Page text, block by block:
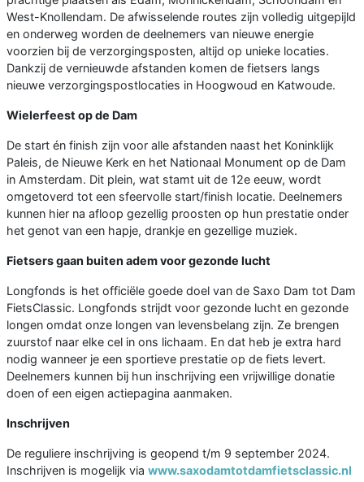
West-Knollendam. De afwisselende routes zijn volledig uitgepijld
en onderweg worden de deelnemers van nieuwe energie
voorzien bij de verzorgingsposten, altijd op unieke locaties.
Dankzij de vernieuwde afstanden komen de fietsers langs
nieuwe verzorgingspostlocaties in Hoogwoud en Katwoude.
Wielerfeest op de Dam
De start én finish zijn voor alle afstanden naast het Koninklijk
Paleis, de Nieuwe Kerk en het Nationaal Monument op de Dam
in Amsterdam. Dit plein, wat stamt uit de 12e eeuw, wordt
omgetoverd tot een sfeervolle start/finish locatie. Deelnemers
kunnen hier na afloop gezellig proosten op hun prestatie onder
het genot van een hapje, drankje en gezellige muziek.
Fietsers gaan buiten adem voor gezonde lucht
Longfonds is het officiële goede doel van de Saxo Dam tot Dam
FietsClassic. Longfonds strijdt voor gezonde lucht en gezonde
longen omdat onze longen van levensbelang zijn. Ze brengen
zuurstof naar elke cel in ons lichaam. En dat heb je extra hard
nodig wanneer je een sportieve prestatie op de fiets levert.
Deelnemers kunnen bij hun inschrijving een vrijwillige donatie
doen of een eigen actiepagina aanmaken.
Inschrijven
De reguliere inschrijving is geopend t/m 9 september 2024.
Inschrijven is mogelijk via www.saxodamtotdamfietsclassic.nl